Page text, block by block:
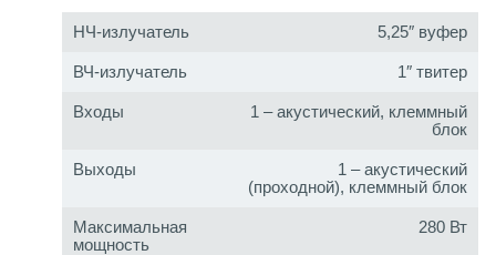
НЧ-излучатель 5,25″ вуфер
ВЧ-излучатель 1″ твитер
Входы
1 – акустический, клеммный
блок
Выходы
1 – акустический
(проходной), клеммный блок
Максимальная
мощность
280 Вт